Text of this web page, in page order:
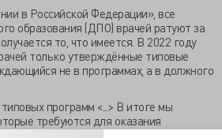
в Российской Федерации», все
образования (ДПО) врачей ратуют за
то, что имеется. В 2022 году
только утверждённые типовые
не в программах, а в должного
программ <...> В итоге мы
требуются для оказания